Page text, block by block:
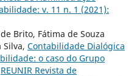
v. 11 n. 1 (2021):
Brito, Fátima de Souza
Contabilidade Dialógica
o caso do Grupo
REUNIR Revista de